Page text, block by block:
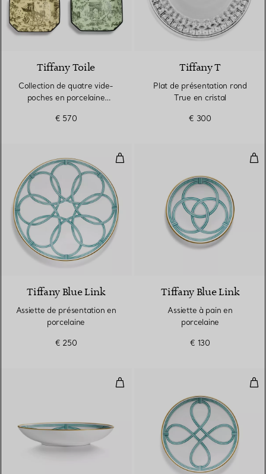
Tiffany Toile
Collection de quatre vide-
poches en porcelaine
€ 570
Tiffany T
Plat de présentation rond
True en cristal
€ 300
Assiette de présentation en
Tiffany Blue Link
Assiette de présentation en
porcelaine
€ 250
Tiffany Blue Link
Assiette à pain en
porcelaine
€ 130
Assiette creuse en porcelaine